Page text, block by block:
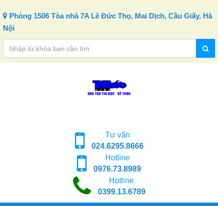
Phòng 1506 Tòa nhà 7A Lê Đức Thọ, Mai Dịch, Cầu Giấy, Hà
Nội
Tư vấn
024.6295.8666
Hotline
0976.73.8989
Hotline
0399.13.6789